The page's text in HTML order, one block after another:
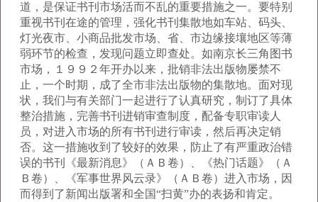
道，是保证书刊市场活而不乱的重要措施之一。要特别
重视书刊在途的管理，强化书刊集散地如车站、码头、
灯光夜市、小商品批发市场、省、市边缘接壤地区等薄
弱环节的检查，发现问题立即查处。如南京长三角图书
市场，１９９２年开办以来，批销非法出版物屡禁不
止，一个时期，成了全市非法出版物的集散地。面对现
状，我们与有关部门一起进行了认真研究，制订了具体
整治措施，完善书刊进销审查制度，配备专职审读人
员，对进入市场的所有书刊进行审读，然后再决定销
否。这一措施收到了较好的效果，防止了有严重政治错
误的书刊《最新消息》（ＡＢ卷）、《热门话题》（Ａ
Ｂ卷）、《军事世界风云录》（ＡＢ卷）进入市场，因
而得到了新闻出版署和全国“扫黄”办的表扬和肯定。